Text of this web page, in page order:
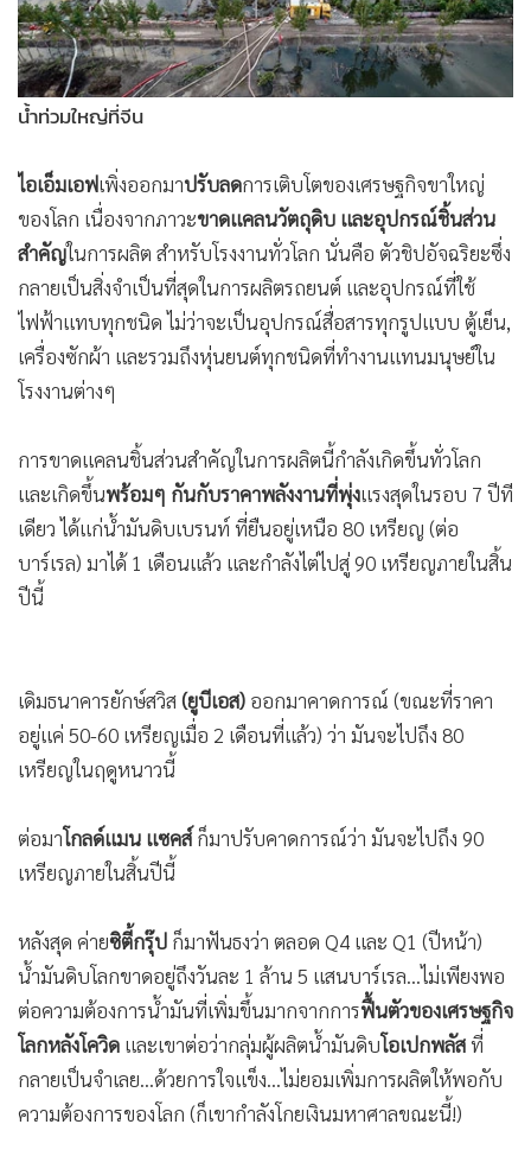
• Management & HR
• MGR Live
• Infographic
•
ท่องเที่ยว
กีฬา
• ต่างประเทศ
• Special Scoop
• เศรษฐกิจ-ธุรกิจ
• จีน
• ชุมชน-คุณภาพชีวิต
• Motoring
• เกม
• วิทยาศาสตร์
• SMEs
• หุ้น
• กองทุนรวม
Celeb Online
• Factcheck
• News1
• Gotomanager
น้ำท่วมใหญ่ที่จีน
ไอเอ็มเอฟเพิ่งออกมาปรับลดการเติบโตของเศรษฐกิจขาใหญ่
ของโลก เนื่องจากภาวะขาดแคลนวัตถุดิบ และอุปกรณ์ชิ้นส่วน
สำคัญในการผลิต สำหรับโรงงานทั่วโลก นั่นคือ ตัวชิปอัจฉริยะซึ่ง
กลายเป็นสิ่งจำเป็นที่สุดในการผลิตรถยนต์ และอุปกรณ์ที่ใช้
ไฟฟ้าแทบทุกชนิด ไม่ว่าจะเป็นอุปกรณ์สื่อสารทุกรูปแบบ ตู้เย็น,
เครื่องซักผ้า และรวมถึงหุ่นยนต์ทุกชนิดที่ทำงานแทนมนุษย์ใน
โรงงานต่างๆ
การขาดแคลนชิ้นส่วนสำคัญในการผลิตนี้กำลังเกิดขึ้นทั่วโลก
และเกิดขึ้นพร้อมๆ กันกับราคาพลังงานที่พุ่งแรงสุดในรอบ 7 ปีที
เดียว ได้แก่น้ำมันดิบเบรนท์ ที่ยืนอยู่เหนือ 80 เหรียญ (ต่อ
บาร์เรล) มาได้ 1 เดือนแล้ว และกำลังไต่ไปสู่ 90 เหรียญภายในสิ้น
ปีนี้
เดิมธนาคารยักษ์สวิส(ยูบีเอส) ออกมาคาดการณ์ (ขณะที่ราคา
อยู่แค่ 50-60 เหรียญเมื่อ 2 เดือนที่แล้ว) ว่า มันจะไปถึง 80
เหรียญในฤดูหนาวนี้
ต่อมาโกลด์แมน แซคส์ ก็มาปรับคาดการณ์ว่า มันจะไปถึง 90
เหรียญภายในสิ้นปีนี้
หลังสุด ค่ายซิตี้กรุ๊ป ก็มาฟันธงว่า ตลอด Q4 และ Q1 (ปีหน้า)
น้ำมันดิบโลกขาดอยู่ถึงวันละ 1 ล้าน 5 แสนบาร์เรล...ไม่เพียงพอ
ต่อความต้องการน้ำมันที่เพิ่มขึ้นมากจากการฟื้นตัวของเศรษฐกิจ
โลกหลังโควิด และเขาต่อว่ากลุ่มผู้ผลิตน้ำมันดิบโอเปกพลัสที่
กลายเป็นจำเลย...ด้วยการใจแข็ง...ไม่ยอมเพิ่มการผลิตให้พอกับ
ความต้องการของโลก (ก็เขากำลังโกยเงินมหาศาลขณะนี้!)